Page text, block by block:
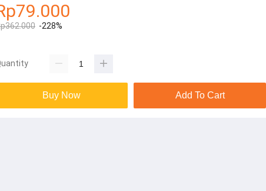
-228%
Buy Now Add To Cart